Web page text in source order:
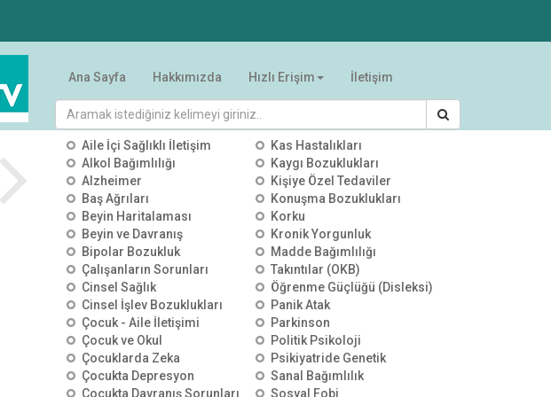
Ana Sayfa Hakkımızda Hızlı Erişim İletişim
tümü
Görünmeyen Tehlike
Kimyasal İçerikler | TV100 |
Dr. Öğr. Üyesi Salih Tuncay
25 Temmuz 2026 0 izleme
YKS Sonuçları Sonrası
Tercih Stratejileri | TV100 |
Uzman Psikolojik Danışman
Özgür Akoğlan
25 Temmuz 2026 0 izleme
YKS Sonuçları Sonrası
Tercih Stratejileri | ÜLKE TV |
Uzman Psikolojik Danışman
Özgür Akoğlan
25 Temmuz 2026
KATEGORİLER
Aile İçi Sağlıklı İletişim
Alkol Bağımlılığı
Alzheimer
Baş Ağrıları
Beyin Haritalaması
Beyin ve Davranış
Bipolar Bozukluk
Çalışanların Sorunları
Cinsel Sağlık
Cinsel İşlev Bozuklukları
Çocuk - Aile İletişimi
Çocuk ve Okul
Çocuklarda Zeka
Çocukta Depresyon
Çocukta Davranış Sorunları
Kas Hastalıkları
Kaygı Bozuklukları
Kişiye Özel Tedaviler
Konuşma Bozuklukları
Korku
Kronik Yorgunluk
Madde Bağımlılığı
Takıntılar (OKB)
Öğrenme Güçlüğü (Disleksi)
Panik Atak
Parkinson
Politik Psikoloji
Psikiyatride Genetik
Sanal Bağımlılık
Sosyal Fobi